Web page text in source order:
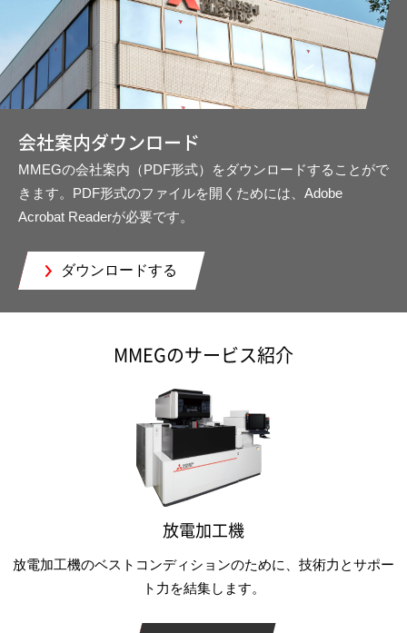
会社案内ダウンロード
MMEGの会社案内（PDF形式）をダウンロードすることがで
きます。PDF形式のファイルを開くためには、Adobe
Acrobat Readerが必要です。
ダウンロードする
MMEGのサービス紹介
放電加工機
放電加工機のベストコンディションのために、技術力とサポー
ト力を結集します。